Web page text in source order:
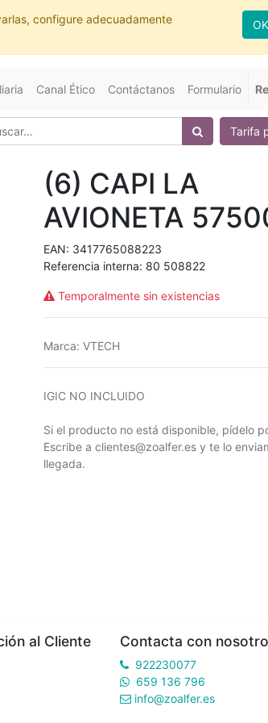
configure adecuadamente
OK
Canal Ético Contáctanos Formulario
Tarifa
(6) CAPI LA
AVIONETA
EAN: 3417765088223
Referencia interna: 80 508822
Temporalmente sin existencias
Marca: VTECH
IGIC NO INCLUIDO
Si el producto no está disponible, pídelo
Escribe a clientes@zoalfer.es y te lo
llegada.
al Cliente Contacta con
922230077
659 136 796
info@zoalfer.es